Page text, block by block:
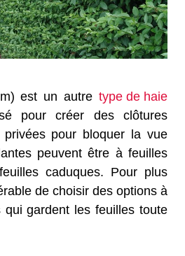
est un autre type de haie
pour créer des clôtures
pour bloquer la vue
peuvent être à feuilles
caduques. Pour plus
de choisir des options à
qui gardent les feuilles toute